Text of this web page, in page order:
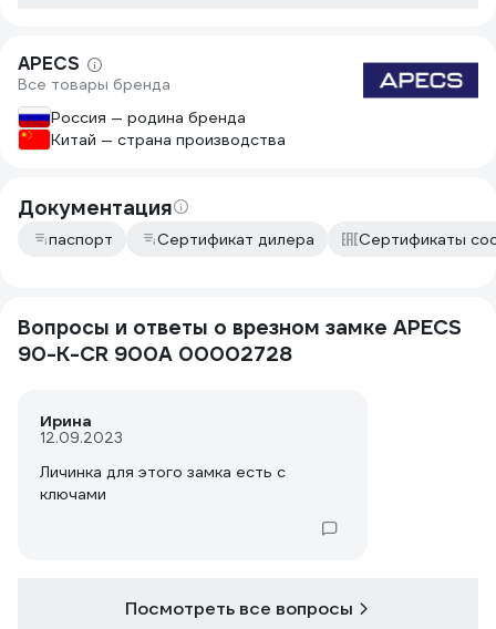
APECS
Все товары бренда
Россия — родина бренда
Китай — страна производства
Документация
паспорт Сертификат дилера Сертификаты
Вопросы и ответы о врезном замке APECS
90-K-CR 900A 00002728
Ирина
12.09.2023
Личинка для этого замка есть с
ключами
Посмотреть все вопросы